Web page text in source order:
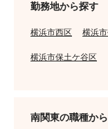
勤務地から探す
横浜市西区 横浜
横浜市保土ケ谷区
南関東の職種か